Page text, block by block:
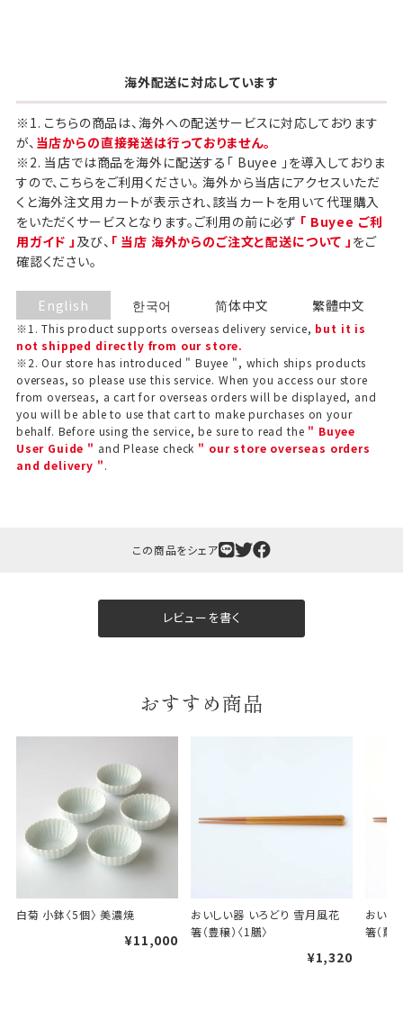
ギフト包装について
包装紙について
包装紙は2種類あります。
A.一般的なギフトに使用する包装紙です。
一般的なギフト包装
のし・包装体裁により、紐（ひも）掛けしない場合が
あります。
海外配送に対応しています
※1. こちらの商品は、海外への配送サービスに対応しております
が、 当店からの直接発送は行っておりません。
※2. 当店では商品を海外に配送する「 Buyee 」を導入しておりま
すので、こちらをご利用ください。 海外から当店にアクセスいただ
くと海外注文用カートが表示され、該当カートを用いて代理購入
をいただくサービスとなります。ご利用の前に必ず 「 Buyee ご利
用ガイド 」 及び、 「 当店 海外からのご注文と配送について 」 をご
確認ください。
English
※1. This product supports overseas delivery service, but it is
not shipped directly from our store.
※2. Our store has introduced " Buyee ", which ships products
overseas, so please use this service. When you access our store
from overseas, a cart for overseas orders will be displayed, and
you will be able to use that cart to make purchases on your
behalf. Before using the service, be sure to read the " Buyee
User Guide " and Please check " our store overseas orders
and delivery ".
한국어 简体中文 繁體中文
この商品をシェア
レビューを書く
おすすめ商品
白菊 小鉢〈5個〉 美濃焼
¥11,000
おいしい器 いろどり 雪月風花
箸（豊穣）〈1膳〉
¥1,320
おいし
箸（薫